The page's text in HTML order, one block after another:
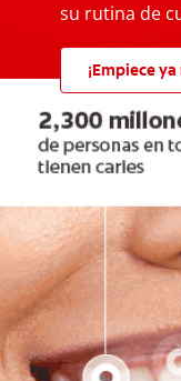
su rutina de
¡Empiece